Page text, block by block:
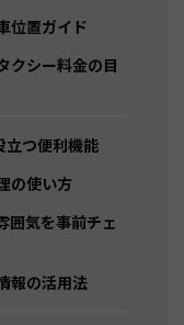
位置ガイド
クシー料金の目
立つ便利機能
の使い方
囲気を事前チェ
報の活用法